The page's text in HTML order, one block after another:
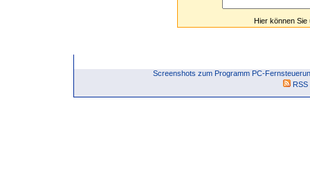
Hier können
Screenshots zum Programm PC-